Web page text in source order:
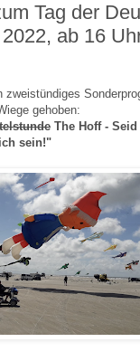
Tag der
ab 16
gehoben:
The Hoff -
sein!"